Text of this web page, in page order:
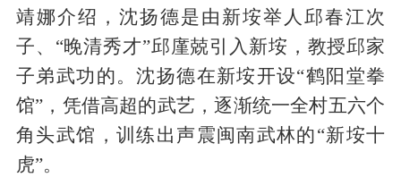
靖娜介绍，沈扬德是由新垵举人邱春江次
子、“晚清秀才”邱廑兢引入新垵，教授邱家
子弟武功的。沈扬德在新垵开设“鹤阳堂拳
馆”，凭借高超的武艺，逐渐统一全村五六个
角头武馆，训练出声震闽南武林的“新垵十
虎”。